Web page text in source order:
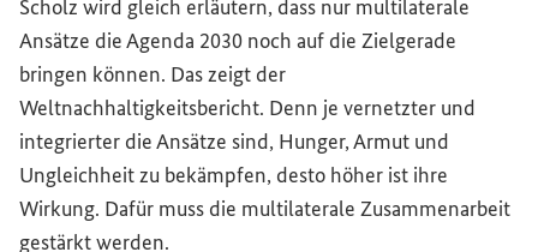
Scholz wird gleich erläutern, dass nur multilaterale
Ansätze die Agenda 2030 noch auf die Zielgerade
bringen können. Das zeigt der
Weltnachhaltigkeitsbericht. Denn je vernetzter und
integrierter die Ansätze sind, Hunger, Armut und
Ungleichheit zu bekämpfen, desto höher ist ihre
Wirkung. Dafür muss die multilaterale Zusammenarbeit
gestärkt werden.